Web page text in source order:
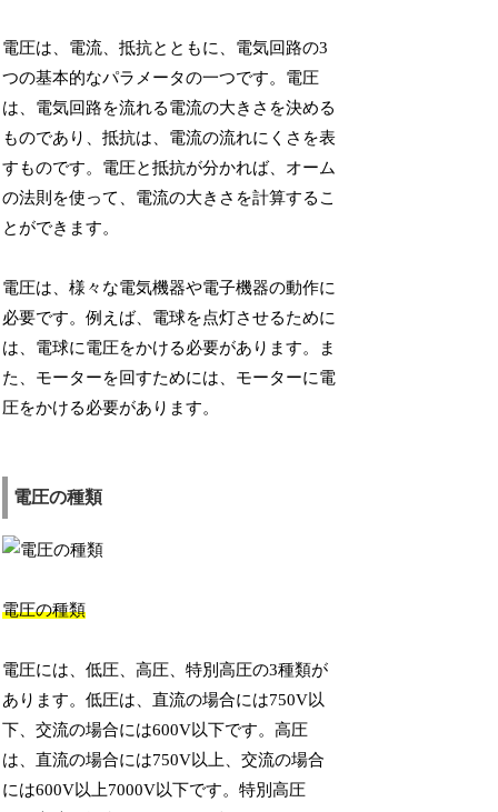
電圧は、電流、抵抗とともに、電気回路の3
つの基本的なパラメータの一つです。電圧
は、電気回路を流れる電流の大きさを決める
ものであり、抵抗は、電流の流れにくさを表
すものです。電圧と抵抗が分かれば、オーム
の法則を使って、電流の大きさを計算するこ
とができます。
電圧は、様々な電気機器や電子機器の動作に
必要です。例えば、電球を点灯させるために
は、電球に電圧をかける必要があります。ま
た、モーターを回すためには、モーターに電
圧をかける必要があります。
電圧の種類
電圧の種類
電圧には、低圧、高圧、特別高圧の3種類が
あります。低圧は、直流の場合には750V以
下、交流の場合には600V以下です。高圧
は、直流の場合には750V以上、交流の場合
には600V以上7000V以下です。特別高圧